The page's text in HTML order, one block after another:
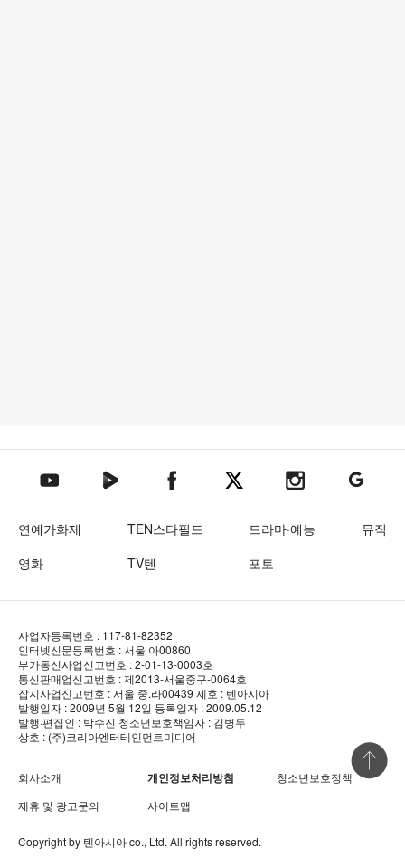
텐아시아 유튜브텐아시아 네이버TV텐아시아 페이스북텐아시아 엑스텐아시아 인스타그램
텐아시아
연예가화제 TEN스타필드 드라마·예능
뮤직
영화
TV텐 포토
사업자등록번호 : 117-81-82352
인터넷신문등록번호 : 서울 아00860
부가통신사업신고번호 : 2-01-13-0003호
통신판매업신고번호 : 제2013-서울중구-0064호
잡지사업신고번호 : 서울 중.라00439 제호 : 텐아시아
발행일자 : 2009년 5월 12일 등록일자 : 2009.05.12
발행·편집인 : 박수진 청소년보호책임자 : 김병두
상호 : (주)코리아엔터테인먼트미디어
회사소개 개인정보처리방침
청소년보호정책
제휴 및 광고문의
사이트맵
Copyright by 텐아시아co., Ltd. All rights reserved.
상단 바로